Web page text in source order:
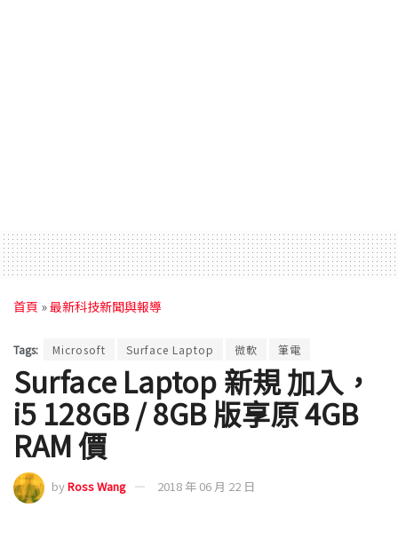
首頁 »最新科技新聞與報導
Tags: Microsoft Surface Laptop 微軟 筆電
Surface Laptop 新規 加入，
i5 128GB / 8GB 版享原 4GB
RAM 價
byRoss Wang 2018 年 06 月 22 日